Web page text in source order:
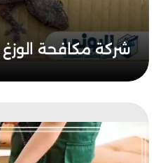
شركة مكافحة الوزغ